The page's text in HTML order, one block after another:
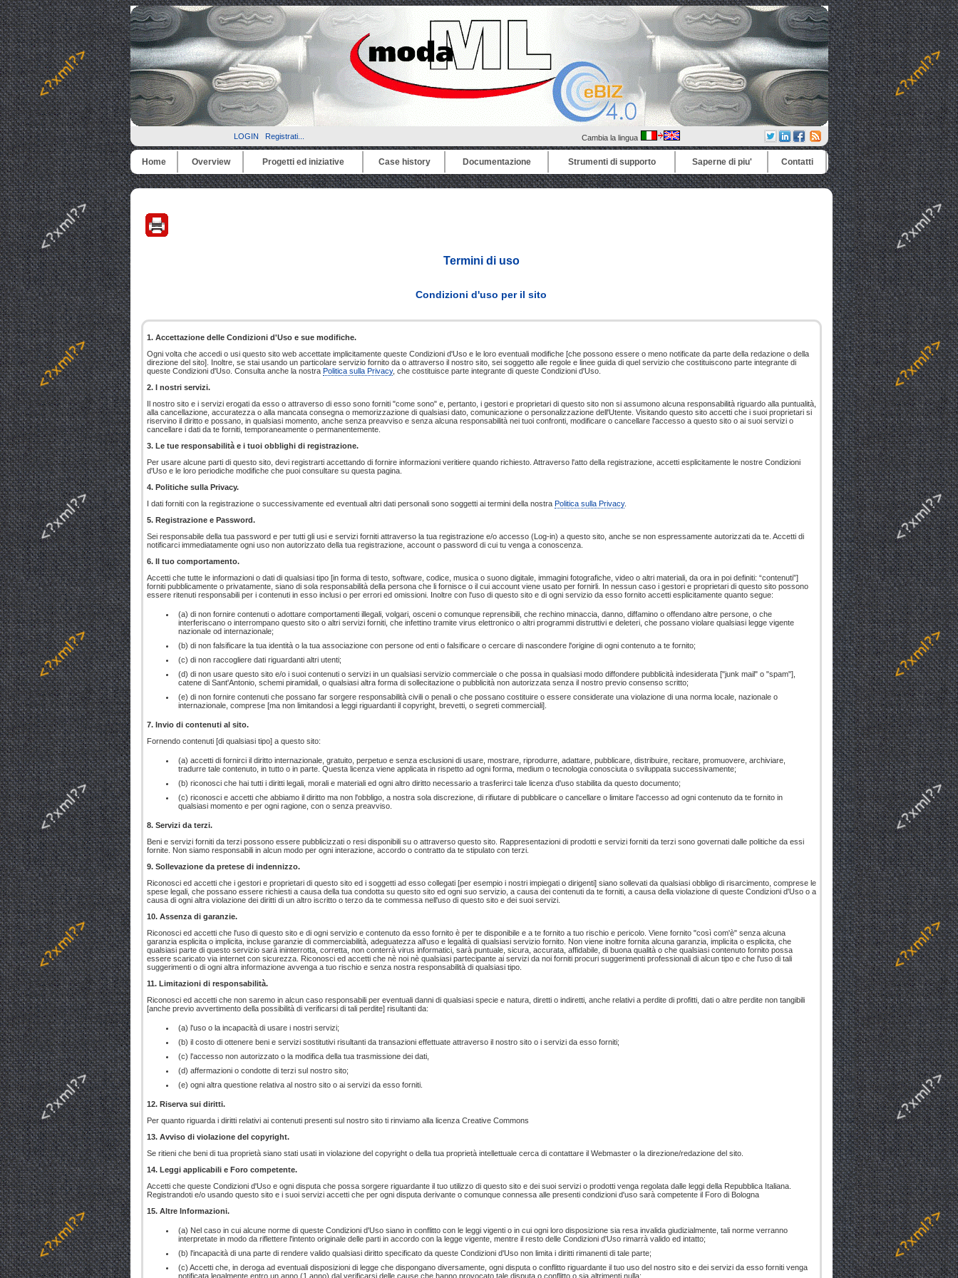
LOGIN Registrati... Cambia la lingua
Home Overview Progetti ed iniziative Case history Documentazione Strumenti di supporto Saperne di piu' Contatti
Termini di uso
Condizioni d'uso per il sito
1. Accettazione delle Condizioni d'Uso e sue modifiche.
Ogni volta che accedi o usi questo sito web accettate implicitamente queste Condizioni d'Uso e le loro eventuali modifiche [che possono essere o meno notificate da parte della redazione o della
direzione del sito]. Inoltre, se stai usando un particolare servizio fornito da o attraverso il nostro sito, sei soggetto alle regole e linee guida di quel servizio che costituiscono parte integrante di
queste Condizioni d'Uso. Consulta anche la nostra Politica sulla Privacy, che costituisce parte integrante di queste Condizioni d'Uso.
2. I nostri servizi.
Il nostro sito e i servizi erogati da esso o attraverso di esso sono forniti "come sono" e, pertanto, i gestori e proprietari di questo sito non si assumono alcuna responsabilità riguardo alla puntualità,
alla cancellazione, accuratezza o alla mancata consegna o memorizzazione di qualsiasi dato, comunicazione o personalizzazione dell'Utente. Visitando questo sito accetti che i suoi proprietari si
riservino il diritto e possano, in qualsiasi momento, anche senza preavviso e senza alcuna responsabilità nei tuoi confronti, modificare o cancellare l'accesso a questo sito o ai suoi servizi o
cancellare i dati da te forniti, temporaneamente o permanentemente.
3. Le tue responsabilità e i tuoi obblighi di registrazione.
Per usare alcune parti di questo sito, devi registrarti accettando di fornire informazioni veritiere quando richiesto. Attraverso l'atto della registrazione, accetti esplicitamente le nostre Condizioni
d'Uso e le loro periodiche modifiche che puoi consultare su questa pagina.
4. Politiche sulla Privacy.
I dati forniti con la registrazione o successivamente ed eventuali altri dati personali sono soggetti ai termini della nostra Politica sulla Privacy.
5. Registrazione e Password.
Sei responsabile della tua password e per tutti gli usi e servizi forniti attraverso la tua registrazione e/o accesso (Log-in) a questo sito, anche se non espressamente autorizzati da te. Accetti di
notificarci immediatamente ogni uso non autorizzato della tua registrazione, account o password di cui tu venga a conoscenza.
6. Il tuo comportamento.
Accetti che tutte le informazioni o dati di qualsiasi tipo [in forma di testo, software, codice, musica o suono digitale, immagini fotografiche, video o altri materiali, da ora in poi definiti: “contenuti”]
forniti pubblicamente o privatamente, siano di sola responsabilità della persona che li fornisce o il cui account viene usato per fornirli. In nessun caso i gestori e proprietari di questo sito possono
essere ritenuti responsabili per i contenuti in esso inclusi o per errori ed omissioni. Inoltre con l'uso di questo sito e di ogni servizio da esso fornito accetti esplicitamente quanto segue:
(a) di non fornire contenuti o adottare comportamenti illegali, volgari, osceni o comunque reprensibili, che rechino minaccia, danno, diffamino o offendano altre persone, o che
interferiscano o interrompano questo sito o altri servizi forniti, che infettino tramite virus elettronico o altri programmi distruttivi e deleteri, che possano violare qualsiasi legge vigente
nazionale od internazionale;
(b) di non falsificare la tua identità o la tua associazione con persone od enti o falsificare o cercare di nascondere l'origine di ogni contenuto a te fornito;
(c) di non raccogliere dati riguardanti altri utenti;
(d) di non usare questo sito e/o i suoi contenuti o servizi in un qualsiasi servizio commerciale o che possa in qualsiasi modo diffondere pubblicità indesiderata ["junk mail" o "spam"],
catene di Sant'Antonio, schemi piramidali, o qualsiasi altra forma di sollecitazione o pubblicità non autorizzata senza il nostro previo consenso scritto;
(e) di non fornire contenuti che possano far sorgere responsabilità civili o penali o che possano costituire o essere considerate una violazione di una norma locale, nazionale o
internazionale, comprese [ma non limitandosi a leggi riguardanti il copyright, brevetti, o segreti commerciali].
7. Invio di contenuti al sito.
Fornendo contenuti [di qualsiasi tipo] a questo sito:
(a) accetti di fornirci il diritto internazionale, gratuito, perpetuo e senza esclusioni di usare, mostrare, riprodurre, adattare, pubblicare, distribuire, recitare, promuovere, archiviare,
tradurre tale contenuto, in tutto o in parte. Questa licenza viene applicata in rispetto ad ogni forma, medium o tecnologia conosciuta o sviluppata successivamente;
(b) riconosci che hai tutti i diritti legali, morali e materiali ed ogni altro diritto necessario a trasferirci tale licenza d'uso stabilita da questo documento;
(c) riconosci e accetti che abbiamo il diritto ma non l'obbligo, a nostra sola discrezione, di rifiutare di pubblicare o cancellare o limitare l'accesso ad ogni contenuto da te fornito in
qualsiasi momento e per ogni ragione, con o senza preavviso.
8. Servizi da terzi.
Beni e servizi forniti da terzi possono essere pubblicizzati o resi disponibili su o attraverso questo sito. Rappresentazioni di prodotti e servizi forniti da terzi sono governati dalle politiche da essi
fornite. Non siamo responsabili in alcun modo per ogni interazione, accordo o contratto da te stipulato con terzi.
9. Sollevazione da pretese di indennizzo.
Riconosci ed accetti che i gestori e proprietari di questo sito ed i soggetti ad esso collegati [per esempio i nostri impiegati o dirigenti] siano sollevati da qualsiasi obbligo di risarcimento, comprese le
spese legali, che possano essere richiesti a causa della tua condotta su questo sito ed ogni suo servizio, a causa dei contenuti da te forniti, a causa della violazione di queste Condizioni d'Uso o a
causa di ogni altra violazione dei diritti di un altro iscritto o terzo da te commessa nell'uso di questo sito e dei suoi servizi.
10. Assenza di garanzie.
Riconosci ed accetti che l'uso di questo sito e di ogni servizio e contenuto da esso fornito è per te disponibile e a te fornito a tuo rischio e pericolo. Viene fornito "così com'è" senza alcuna
garanzia esplicita o implicita, incluse garanzie di commerciabilità, adeguatezza all'uso e legalità di qualsiasi servizio fornito. Non viene inoltre fornita alcuna garanzia, implicita o esplicita, che
qualsiasi parte di questo servizio sarà ininterrotta, corretta, non conterrà virus informatici, sarà puntuale, sicura, accurata, affidabile, di buona qualità o che qualsiasi contenuto fornito possa
essere scaricato via internet con sicurezza. Riconosci ed accetti che nè noi nè qualsiasi partecipante ai servizi da noi forniti procuri suggerimenti professionali di alcun tipo e che l'uso di tali
suggerimenti o di ogni altra informazione avvenga a tuo rischio e senza nostra responsabilità di qualsiasi tipo.
11. Limitazioni di responsabilità.
Riconosci ed accetti che non saremo in alcun caso responsabili per eventuali danni di qualsiasi specie e natura, diretti o indiretti, anche relativi a perdite di profitti, dati o altre perdite non tangibili
[anche previo avvertimento della possibilità di verificarsi di tali perdite] risultanti da:
(a) l'uso o la incapacità di usare i nostri servizi;
(b) il costo di ottenere beni e servizi sostitutivi risultanti da transazioni effettuate attraverso il nostro sito o i servizi da esso forniti;
(c) l'accesso non autorizzato o la modifica della tua trasmissione dei dati,
(d) affermazioni o condotte di terzi sul nostro sito;
(e) ogni altra questione relativa al nostro sito o ai servizi da esso forniti.
12. Riserva sui diritti.
Per quanto riguarda i diritti relativi ai contenuti presenti sul nostro sito ti rinviamo alla licenza Creative Commons
13. Avviso di violazione del copyright.
Se ritieni che beni di tua proprietà siano stati usati in violazione del copyright o della tua proprietà intellettuale cerca di contattare il Webmaster o la direzione/redazione del sito.
14. Leggi applicabili e Foro competente.
Accetti che queste Condizioni d'Uso e ogni disputa che possa sorgere riguardante il tuo utilizzo di questo sito e dei suoi servizi o prodotti venga regolata dalle leggi della Repubblica Italiana.
Registrandoti e/o usando questo sito e i suoi servizi accetti che per ogni disputa derivante o comunque connessa alle presenti condizioni d'uso sarà competente il Foro di Bologna
15. Altre Informazioni.
(a) Nel caso in cui alcune norme di queste Condizioni d'Uso siano in conflitto con le leggi vigenti o in cui ogni loro disposizione sia resa invalida giudizialmente, tali norme verranno
interpretate in modo da riflettere l'intento originale delle parti in accordo con la legge vigente, mentre il resto delle Condizioni d'Uso rimarrà valido ed intatto;
(b) l'incapacità di una parte di rendere valido qualsiasi diritto specificato da queste Condizioni d'Uso non limita i diritti rimanenti di tale parte;
(c) Accetti che, in deroga ad eventuali disposizioni di legge che dispongano diversamente, ogni disputa o conflitto riguardante il tuo uso del nostro sito e dei servizi da esso forniti venga
notificata legalmente entro un anno (1 anno) dal verificarsi delle cause che hanno provocato tale disputa o conflitto o sia altrimenti nulla;